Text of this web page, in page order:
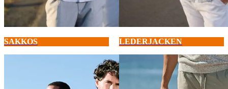
SAKKOS LEDERJACKEN